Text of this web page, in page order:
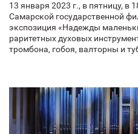
13 января 2023 г., в пятницу, в
Самарской государственной
экспозиция «Надежды
раритетных духовых
тромбона, гобоя, валторны и